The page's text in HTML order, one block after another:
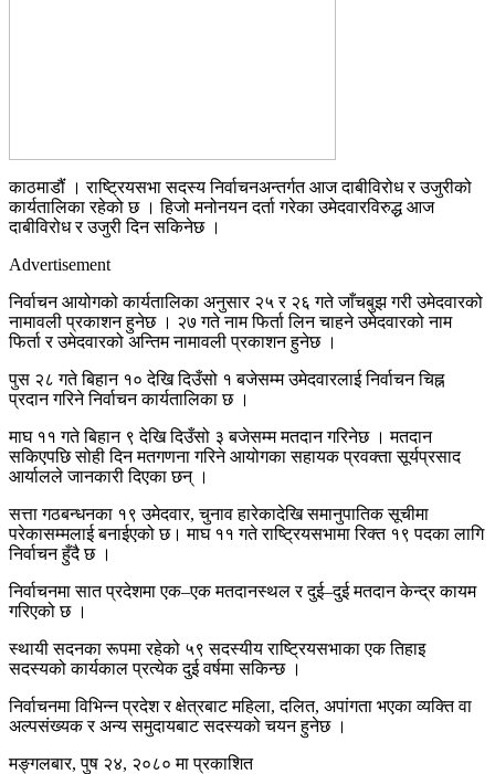
काठमाडौंं । राष्ट्रियसभा सदस्य निर्वाचनअन्तर्गत आज दाबीविरोध र उजुरीको
कार्यतालिका रहेको छ । हिजो मनोनयन दर्ता गरेका उमेदवारविरुद्ध आज
दाबीविरोध र उजुरी दिन सकिनेछ ।
Advertisement
निर्वाचन आयोगको कार्यतालिका अनुसार २५ र २६ गते जाँचबुझ गरी उमेदवारको
नामावली प्रकाशन हुनेछ । २७ गते नाम फिर्ता लिन चाहने उमेदवारको नाम
फिर्ता र उमेदवारको अन्तिम नामावली प्रकाशन हुनेछ ।
पुस २८ गते बिहान १० देखि दिउँसो १ बजेसम्म उमेदवारलाई निर्वाचन चिह्न
प्रदान गरिने निर्वाचन कार्यतालिका छ ।
माघ ११ गते बिहान ९ देखि दिउँसो ३ बजेसम्म मतदान गरिनेछ । मतदान
सकिएपछि सोही दिन मतगणना गरिने आयोगका सहायक प्रवक्ता सूर्यप्रसाद
आर्यालले जानकारी दिएका छन् ।
सत्ता गठबन्धनका १९ उमेदवार, चुनाव हारेकादेखि समानुपातिक सूचीमा
परेकासम्मलाई बनाईएको छ। माघ ११ गते राष्ट्रियसभामा रिक्त १९ पदका लागि
निर्वाचन हुँदै छ ।
निर्वाचनमा सात प्रदेशमा एक–एक मतदानस्थल र दुई–दुई मतदान केन्द्र कायम
गरिएको छ ।
स्थायी सदनका रूपमा रहेको ५९ सदस्यीय राष्ट्रियसभाका एक तिहाइ
सदस्यको कार्यकाल प्रत्येक दुई वर्षमा सकिन्छ ।
निर्वाचनमा विभिन्न प्रदेश र क्षेत्रबाट महिला, दलित, अपांगता भएका व्यक्ति वा
अल्पसंख्यक र अन्य समुदायबाट सदस्यको चयन हुनेछ ।
मङ्गलबार, पुष २४, २०८० मा प्रकाशित